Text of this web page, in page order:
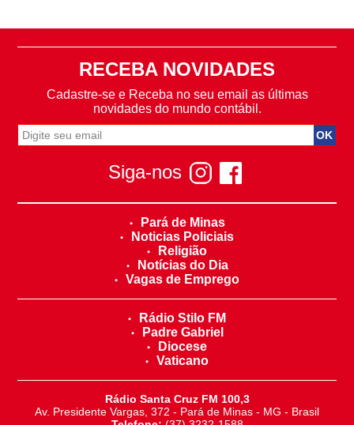
RECEBA NOVIDADES
Cadastre-se e Receba no seu email as últimas
novidades do mundo contábil.
Siga-nos
Pará de Minas
Noticias Policiais
Religião
Notícias do Dia
Vagas de Emprego
Rádio Stilo FM
Padre Gabriel
Diocese
Vaticano
Rádio Santa Cruz FM 100,3
Av. Presidente Vargas, 372 - Pará de Minas - MG - Brasil